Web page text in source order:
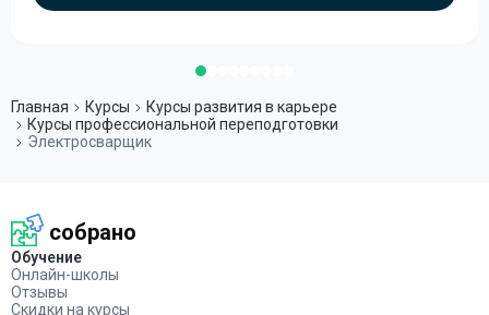
Главная Курсы
Курсы развития в карьере
Курсы профессиональной переподготовки
Электросварщик
собрано
Обучение
Онлайн-школы
Отзывы
Скидки на курсы